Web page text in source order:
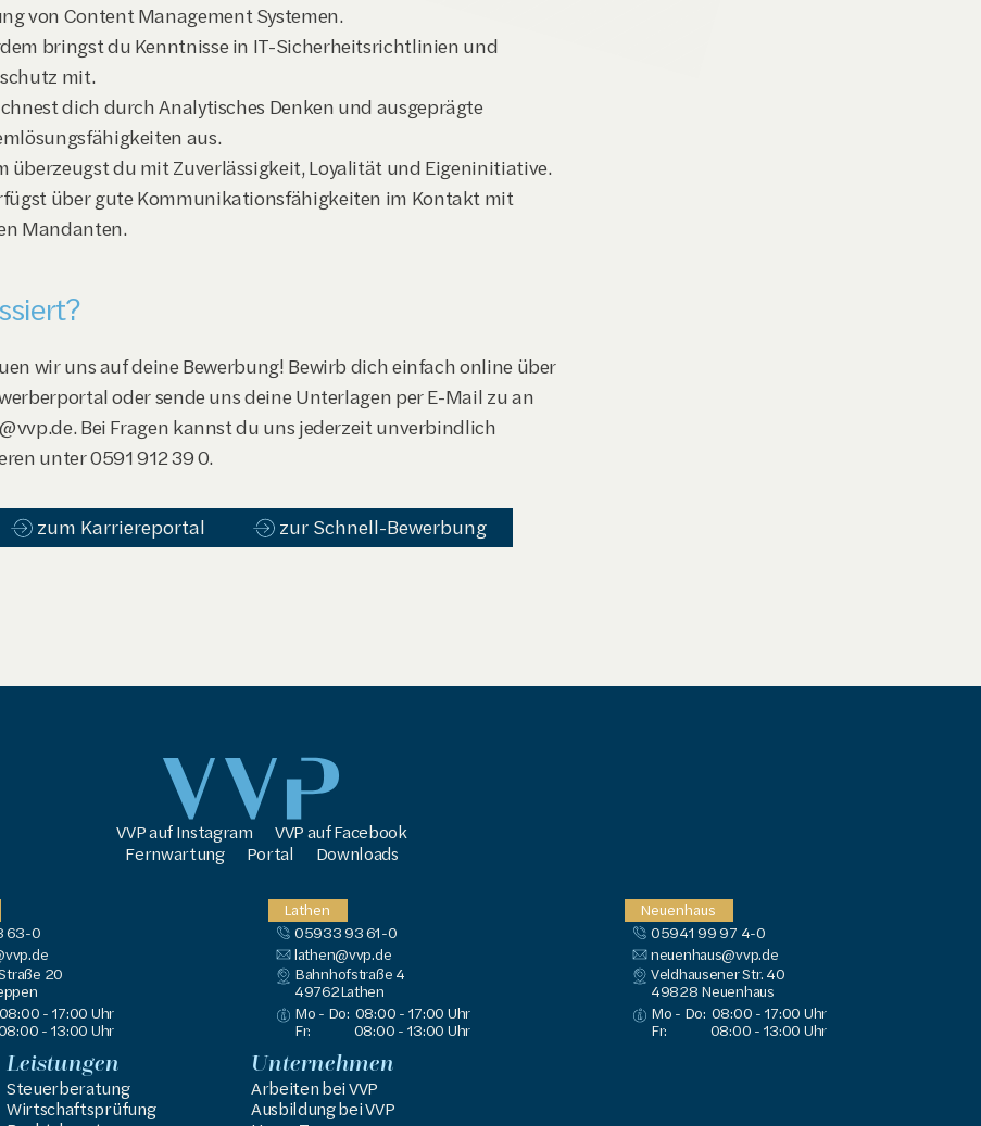
von Content Management Systemen.
bringst du Kenntnisse in IT-Sicherheitsrichtlinien und
mit.
dich durch Analytisches Denken und ausgeprägte
aus.
überzeugst du mit Zuverlässigkeit, Loyalität und Eigeninitiative.
über gute Kommunikationsfähigkeiten im Kontakt mit
Mandanten.
wir uns auf deine Bewerbung! Bewirb dich einfach online über
oder sende uns deine Unterlagen per E-Mail zu an
Bei Fragen kannst du uns jederzeit unverbindlich
unter 0591 912 39 0.
zum Karriereportal zur Schnell-Bewerbung
VVP auf Instagram
VVP auf Facebook
Fernwartung
Portal Downloads
63-0
20
08:00 - 17:00 Uhr
- 13:00 Uhr
Lathen
05933 93 61-0
lathen@vvp.de
Bahnhofstraße 4
49762Lathen
Mo - Do: 08:00 - 17:00 Uhr
Fr:
08:00 - 13:00 Uhr
Neuenhaus
05941 99 97 4-0
neuenhaus@vvp.de
Veldhausener Str. 40
49828 Neuenhaus
Mo - Do: 08:00 - 17:00 Uhr
Fr:
08:00 - 13:00 Uhr
Leistungen
Steuerberatung
Wirtschaftsprüfung
Unternehmen
Arbeiten bei VVP
Ausbildung bei VVP